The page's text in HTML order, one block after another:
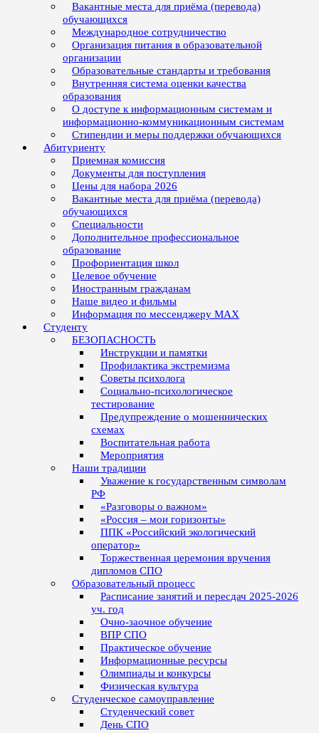
Вакантные места для приёма (перевода)
обучающихся
Международное сотрудничество
Организация питания в образовательной
организации
Образовательные стандарты и требования
Внутренняя система оценки качества
образования
О доступе к информационным системам и
информационно-коммуникационным системам
Стипендии и меры поддержки обучающихся
Абитуриенту
Приемная комиссия
Документы для поступления
Цены для набора 2026
Вакантные места для приёма (перевода)
обучающихся
Специальности
Дополнительное профессиональное
образование
Профориентация школ
Целевое обучение
Иностранным гражданам
Наше видео и фильмы
Информация по мессенджеру MAX
Студенту
БЕЗОПАСНОСТЬ
Инструкции и памятки
Профилактика экстремизма
Советы психолога
Социально-психологическое
тестирование
Предупреждение о мошеннических
схемах
Воспитательная работа
Мероприятия
Наши традиции
Уважение к государственным символам
РФ
«Разговоры о важном»
«Россия – мои горизонты»
ППК «Российский экологический
оператор»
Торжественная церемония вручения
дипломов СПО
Образовательный процесс
Расписание занятий и пересдач 2025-2026
уч. год
Очно-заочное обучение
ВПР СПО
Практическое обучение
Информационные ресурсы
Олимпиады и конкурсы
Физическая культура
Студенческое самоуправление
Студенческий совет
День СПО